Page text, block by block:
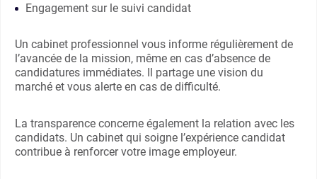
Engagement sur le suivi candidat
Un cabinet professionnel vous informe régulièrement de
l’avancée de la mission, même en cas d’absence de
candidatures immédiates. Il partage une vision du
marché et vous alerte en cas de difficulté.
La transparence concerne également la relation avec les
candidats. Un cabinet qui soigne l’expérience candidat
contribue à renforcer votre image employeur.